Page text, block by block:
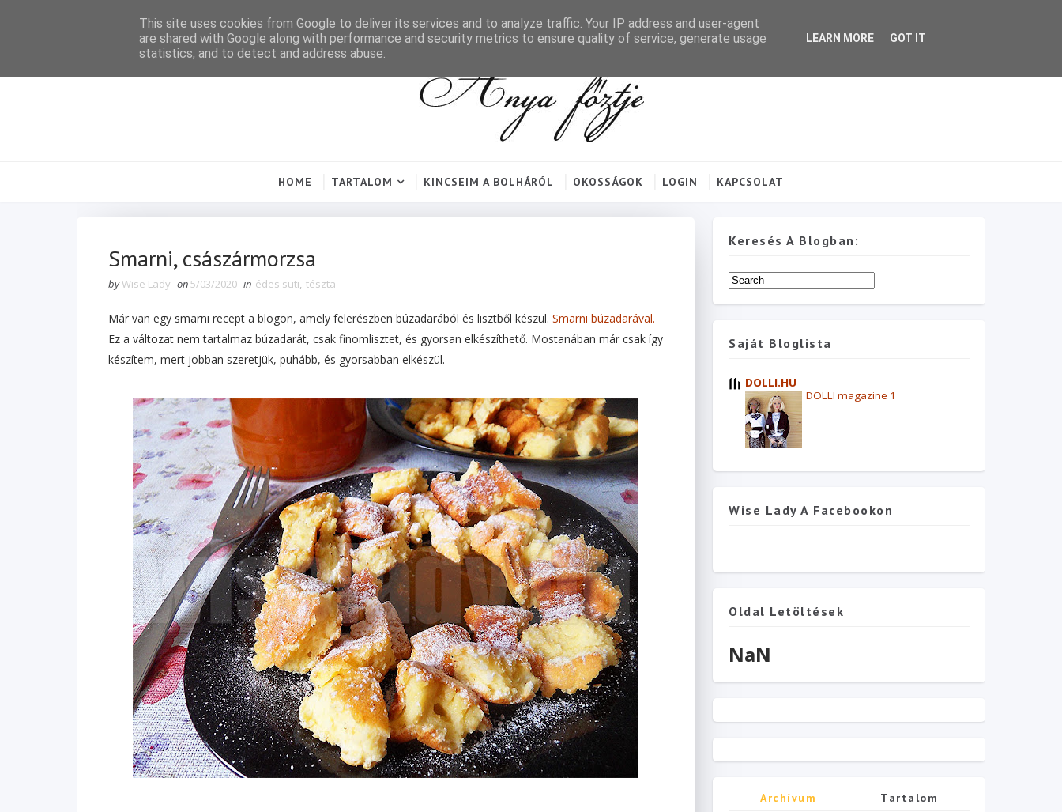
HOME TARTALOM KINCSEIM A BOLHÁRÓL OKOSSÁGOK LOGIN KAPCSOLAT
Smarni, császármorzsa
byWise Lady on 5/03/2020 in édes süti, tészta
Már van egy smarni recept a blogon, amely felerészben búzadarából és lisztből készül. Smarni búzadarával.
Ez a változat nem tartalmaz búzadarát, csak finomlisztet, és gyorsan elkészíthető. Mostanában már csak így
készítem, mert jobban szeretjük, puhább, és gyorsabban elkészül.
Keresés A Blogban:
Saját Bloglista
DOLLI.HU
DOLLI magazine 1
Wise Lady A Facebookon
Oldal Letöltések
NaN
Archívum Tartalom
This site uses cookies from Google to deliver its services and to analyze traffic. Your IP address and user-agent
are shared with Google along with performance and security metrics to ensure quality of service, generate usage
statistics, and to detect and address abuse.
LEARN MORE GOT IT